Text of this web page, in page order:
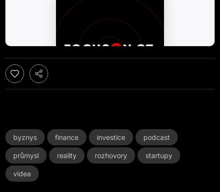
byznys finance investice podcast
průmysl reality rozhovory startupy
videa